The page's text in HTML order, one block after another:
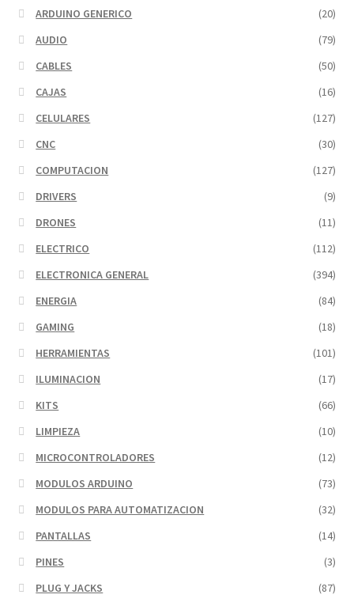
ARDUINO GENERICO
(20)
AUDIO
(79)
CABLES
(50)
CAJAS
(16)
CELULARES
(127)
CNC
(30)
COMPUTACION
(127)
DRIVERS
(9)
DRONES
(11)
ELECTRICO
(112)
ELECTRONICA GENERAL
(394)
ENERGIA
(84)
GAMING
(18)
HERRAMIENTAS
(101)
ILUMINACION
(17)
KITS
(66)
LIMPIEZA
(10)
MICROCONTROLADORES
(12)
MODULOS ARDUINO
(73)
MODULOS PARA AUTOMATIZACION
(32)
PANTALLAS
(14)
PINES
(3)
PLUG Y JACKS
(87)